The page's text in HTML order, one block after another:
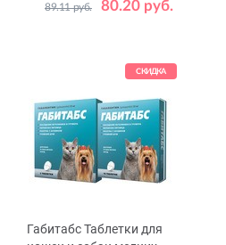
80.20 руб.
89.11 руб.
Объем,
7 15
СКИДКА
Габитабс Таблетки для